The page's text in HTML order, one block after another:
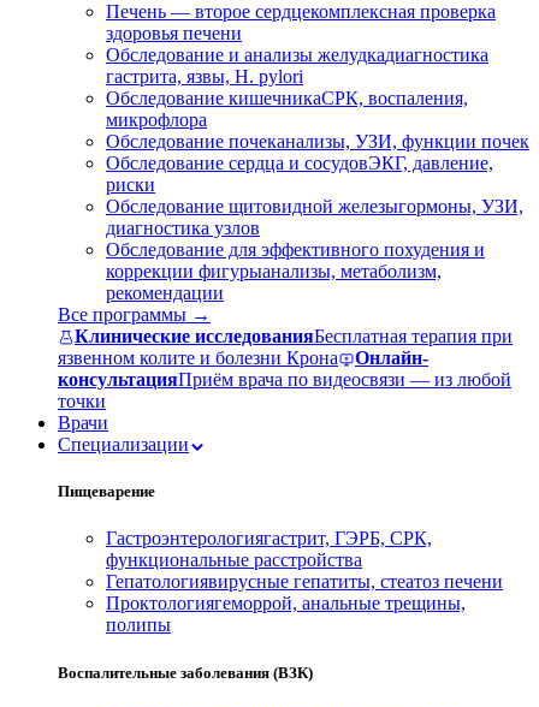
Печень — второе сердцекомплексная проверка
здоровья печени
Обследование и анализы желудкадиагностика
гастрита, язвы, H. pylori
Обследование кишечникаСРК, воспаления,
микрофлора
Обследование почеканализы, УЗИ, функции почек
Обследование сердца и сосудовЭКГ, давление,
риски
Обследование щитовидной железыгормоны, УЗИ,
диагностика узлов
Обследование для эффективного похудения и
коррекции фигурыанализы, метаболизм,
рекомендации
Все программы →
Клинические исследованияБесплатная терапия при
язвенном колите и болезни Крона
Онлайн-
консультацияПриём врача по видеосвязи — из любой
точки
Врачи
Специализации
Пищеварение
Гастроэнтерологиягастрит, ГЭРБ, СРК,
функциональные расстройства
Гепатологиявирусные гепатиты, стеатоз печени
Проктологиягеморрой, анальные трещины,
полипы
Воспалительные заболевания (ВЗК)